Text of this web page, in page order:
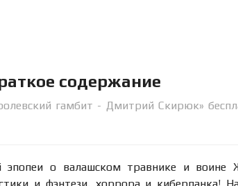
содержание
гамбит - Дмитрий Скирюк»
эпопеи о валашском травнике и воине